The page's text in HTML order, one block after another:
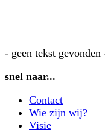
- geen tekst gevonden
snel naar...
Contact
Wie zijn wij?
Visie